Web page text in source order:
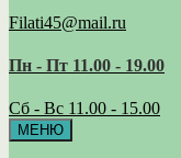
Filati45@mail.ru
Пн - Пт 11.00 - 19.00
Сб - Вс 11.00 - 15.00
МЕНЮ